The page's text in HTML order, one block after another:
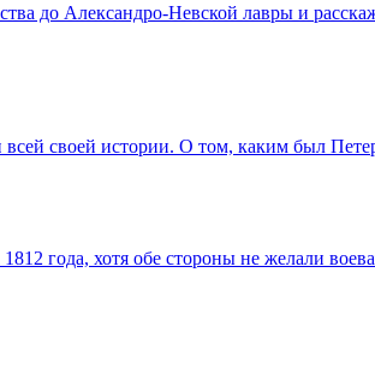
до Александро-Невской лавры и
своей истории. О том, каким был
года, хотя обе стороны не желали